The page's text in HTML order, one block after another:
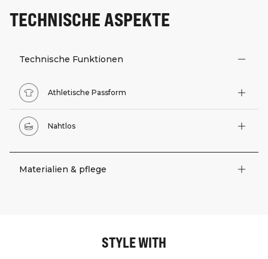
TECHNISCHE ASPEKTE
Technische Funktionen
Athletische Passform
Nahtlos
Materialien & pflege
STYLE WITH